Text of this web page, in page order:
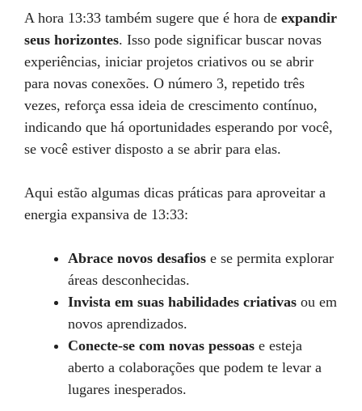
A hora 13:33 também sugere que é hora de expandir
seus horizontes. Isso pode significar buscar novas
experiências, iniciar projetos criativos ou se abrir
para novas conexões. O número 3, repetido três
vezes, reforça essa ideia de crescimento contínuo,
indicando que há oportunidades esperando por você,
se você estiver disposto a se abrir para elas.
Aqui estão algumas dicas práticas para aproveitar a
energia expansiva de 13:33:
Abrace novos desafios e se permita explorar
áreas desconhecidas.
Invista em suas habilidades criativas ou em
novos aprendizados.
Conecte-se com novas pessoas e esteja
aberto a colaborações que podem te levar a
lugares inesperados.